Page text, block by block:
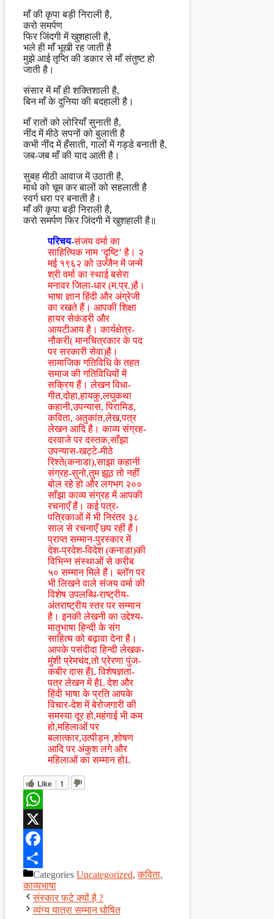
माँ की कृपा बड़ी निराली है,
करो समर्पण
फिर जिंदगी में खुशहाली है,
भले ही माँ भूखी रह जाती है
मुझे आई तृप्ति की डकार से माँ संतुष्ट हो
जाती है।
संसार में माँ ही शक्तिशाली है,
बिन माँ के दुनिया की बदहाली है।
माँ रातों को लोरियाँ सुनाती है,
नींद में मीठे सपनों को बुलाती है
कभी नींद में हँसाती, गालों में गड्डे बनाती है,
जब-जब माँ की याद आती है।
सुबह मीठी आवाज में उठाती है,
माथे को चूम कर बालों को सहलाती है
स्वर्ग धरा पर बनाती है।
माँ की कृपा बड़ी निराली है,
करो समर्पण फिर जिंदगी में खुशहाली है॥
परिचय-संजय वर्मा का
साहित्यिक नाम ‘दॄष्टि’ है। २
मई १९६२ को उज्जैन में जन्में
श्री वर्मा का स्थाई बसेरा
मनावर जिला-धार (म.प्र.)है।
भाषा ज्ञान हिंदी और अंग्रेजी
का रखते हैं। आपकी शिक्षा
हायर सेकंडरी और
आयटीआय है। कार्यक्षेत्र-
नौकरी( मानचित्रकार के पद
पर सरकारी सेवा)है।
सामाजिक गतिविधि के तहत
समाज की गतिविधियों में
सक्रिय हैं। लेखन विधा-
गीत,दोहा,हायकु,लघुकथा
कहानी,उपन्यास, पिरामिड,
कविता, अतुकांत,लेख,पत्र
लेखन आदि है। काव्य संग्रह-
दरवाजे पर दस्तक,साँझा
उपन्यास-खट्टे-मीठे
रिश्ते(कनाडा),साझा कहानी
संग्रह-सुनो,तुम झूठ तो नहीं
बोल रहे हो और लगभग २००
साँझा काव्य संग्रह में आपकी
रचनाएँ हैं। कई पत्र-
पत्रिकाओं में भी निरंतर ३८
साल से रचनाएँ छप रहीं हैं।
प्राप्त सम्मान-पुरस्कार में
देश-प्रदेश-विदेश (कनाडा)की
विभिन्न संस्थाओं से करीब
५० सम्मान मिले हैं। ब्लॉग पर
भी लिखने वाले संजय वर्मा की
विशेष उपलब्धि-राष्ट्रीय-
अंतराष्ट्रीय स्तर पर सम्मान
है। इनकी लेखनी का उद्देश्य-
मातृभाषा हिन्दी के संग
साहित्य को बढ़ावा देना है।
आपके पसंदीदा हिन्दी लेखक-
मुंशी प्रेमचंद,तो प्रेरणा पुंज-
कबीर दास हैंL विशेषज्ञता-
पत्र लेखन में हैL देश और
हिंदी भाषा के प्रति आपके
विचार-देश में बेरोजगारी की
समस्या दूर हो,महंगाई भी कम
हो,महिलाओं पर
बलात्कार,उत्पीड़न ,शोषण
आदि पर अंकुश लगे और
महिलाओं का सम्मान होL
Like 1
WhatsApp
X
Facebook
ShareCategories Uncategorized,कविता,
काव्यभाषा
संस्कार फटे क्यों है ?
व्यंग्य यात्रा सम्मान घोषित